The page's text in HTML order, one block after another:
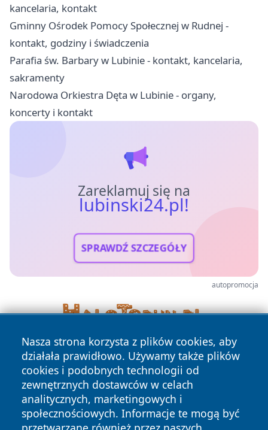
kancelaria, kontakt
Gminny Ośrodek Pomocy Społecznej w Rudnej -
kontakt, godziny i świadczenia
Parafia św. Barbary w Lubinie - kontakt, kancelaria,
sakramenty
Narodowa Orkiestra Dęta w Lubinie - organy,
koncerty i kontakt
Zareklamuj się na
lubinski24.pl!
SPRAWDŹ SZCZEGÓŁY
autopromocja
Nasza strona korzysta z plików cookies, aby
działała prawidłowo. Używamy także plików
cookies i podobnych technologii od
zewnętrznych dostawców w celach
analitycznych, marketingowych i
społecznościowych. Informacje te mogą być
Copyright © 2026 lubinski24.pl Wszystkie prawa zastrzeżone.